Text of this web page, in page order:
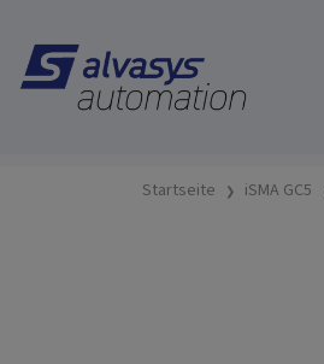
Startseite iSMA GC5